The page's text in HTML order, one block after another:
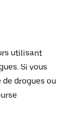
utilisant
Si vous
drogues ou